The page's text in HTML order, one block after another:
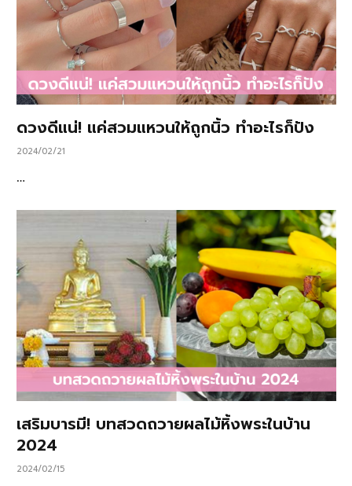
ดวงดีแน่! แค่สวมแหวนให้ถูกนิ้ว ทำอะไรก็ปัง
2024/02/21
…
เสริมบารมี! บทสวดถวายผลไม้หิ้งพระในบ้าน
2024
2024/02/15